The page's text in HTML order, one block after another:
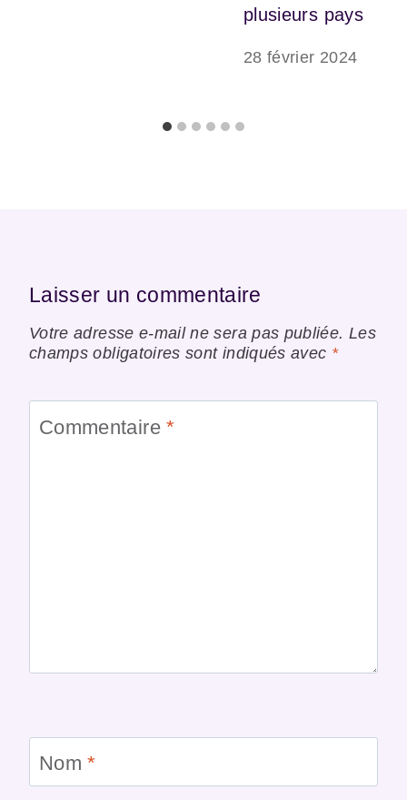
plusieurs pays
28 février 2024
Laisser un commentaire
Votre adresse e-mail ne sera pas publiée. Les
champs obligatoires sont indiqués avec *
Commentaire*
Nom*